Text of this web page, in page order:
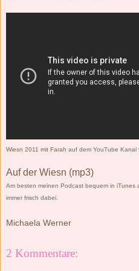
Wiesn 2011 mit Farah auf dem YouTube Kanal
Auf der Wiesn (mp3)
Am besten meinen Podcast bequem in iTunes
immer frisch dabei.
Michaela Werner
2 Kommentare: